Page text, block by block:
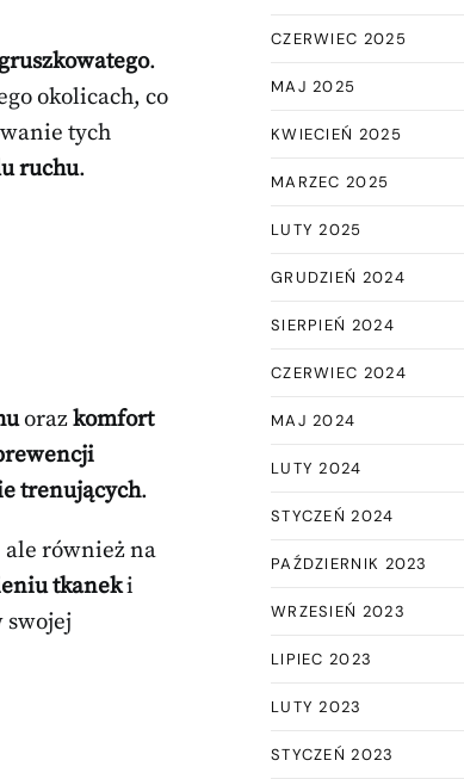
.
okolicach, co
tych
ruchu.
orazkomfort
trenujących.
również na
tkaneki
swojej
CZERWIEC 2025
MAJ 2025
KWIECIEŃ 2025
MARZEC 2025
LUTY 2025
GRUDZIEŃ 2024
SIERPIEŃ 2024
CZERWIEC 2024
MAJ 2024
LUTY 2024
STYCZEŃ 2024
PAŹDZIERNIK 2023
WRZESIEŃ 2023
LIPIEC 2023
LUTY 2023
STYCZEŃ 2023